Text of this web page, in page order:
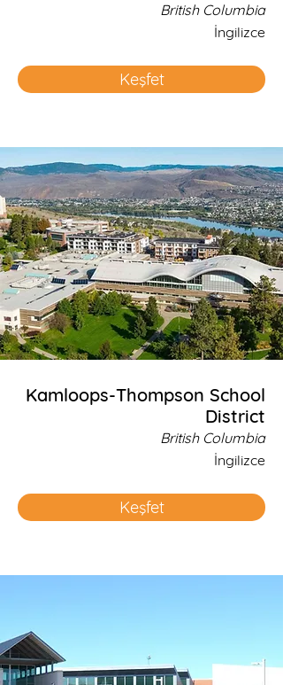
British Columbia
İngilizce
Keşfet
Kamloops-Thompson School
District
British Columbia
İngilizce
Keşfet